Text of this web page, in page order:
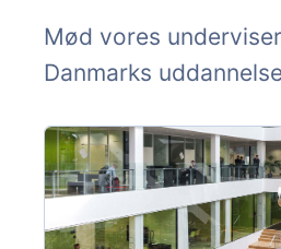
Mød vores
Danmarks